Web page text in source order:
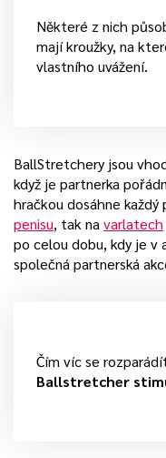
Některé z nich
mají kroužky, na
vlastního uvážení.
BallStretchery jsou
když je partnerka
hračkou dosáhne
penisu, tak na varlatech
po celou dobu, kdy je v
společná partnerská
Čím víc se
Ballstretcher